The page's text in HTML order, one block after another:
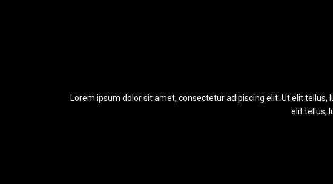
Lorem ipsum dolor sit amet, consectetur adipiscing elit. Ut elit
elit tellus,